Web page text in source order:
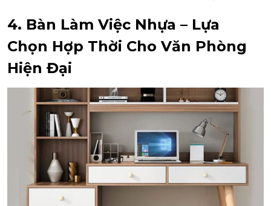
4. Bàn Làm Việc Nhựa – Lựa
Chọn Hợp Thời Cho Văn Phòng
Hiện Đại